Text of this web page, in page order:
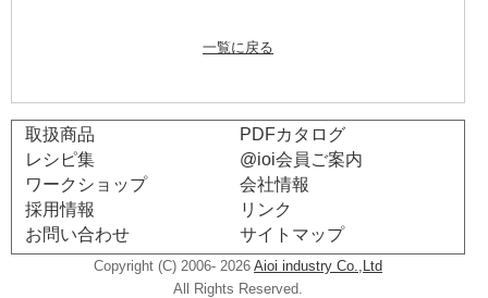
一覧に戻る
取扱商品
PDFカタログ
レシピ集
@ioi会員ご案内
ワークショップ
会社情報
採用情報
リンク
お問い合わせ
サイトマップ
Copyright (C) 2006- 2026Aioi industry Co.,Ltd
All Rights Reserved.